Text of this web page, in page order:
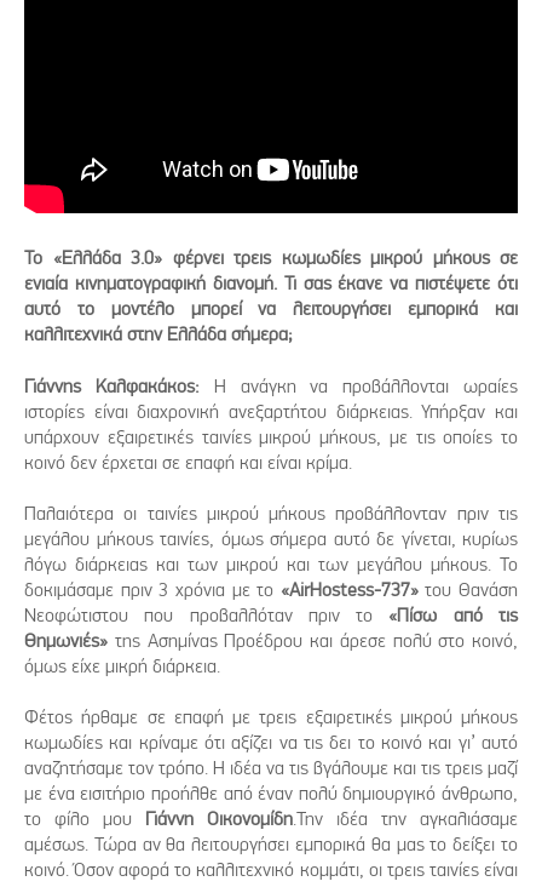
Το «Ελλάδα 3.0» φέρνει τρεις κωμωδίες μικρού μήκους σε
ενιαία κινηματογραφική διανομή. Τι σας έκανε να πιστέψετε ότι
αυτό το μοντέλο μπορεί να λειτουργήσει εμπορικά και
καλλιτεχνικά στην Ελλάδα σήμερα;
Γιάννης Καλφακάκος: Η ανάγκη να προβάλλονται ωραίες
ιστορίες είναι διαχρονική ανεξαρτήτου διάρκειας. Υπήρξαν και
υπάρχουν εξαιρετικές ταινίες μικρού μήκους, με τις οποίες το
κοινό δεν έρχεται σε επαφή και είναι κρίμα.
Παλαιότερα οι ταινίες μικρού μήκους προβάλλονταν πριν τις
μεγάλου μήκους ταινίες, όμως σήμερα αυτό δε γίνεται, κυρίως
λόγω διάρκειας και των μικρού και των μεγάλου μήκους. Το
δοκιμάσαμε πριν 3 χρόνια με το «AirHostess-737»του Θανάση
Νεοφώτιστου που προβαλλόταν πριν το «Πίσω από τις
Θημωνιές» της Ασημίνας Προέδρου και άρεσε πολύ στο κοινό,
όμως είχε μικρή διάρκεια.
Φέτος ήρθαμε σε επαφή με τρεις εξαιρετικές μικρού μήκους
κωμωδίες και κρίναμε ότι αξίζει να τις δει το κοινό και γι’ αυτό
αναζητήσαμε τον τρόπο. Η ιδέα να τις βγάλουμε και τις τρεις μαζί
με ένα εισιτήριο προήλθε από έναν πολύ δημιουργικό άνθρωπο,
το φίλο μου Γιάννη Οικονομίδη.Την ιδέα την αγκαλιάσαμε
αμέσως. Τώρα αν θα λειτουργήσει εμπορικά θα μας το δείξει το
κοινό. Όσον αφορά το καλλιτεχνικό κομμάτι, οι τρεις ταινίες είναι